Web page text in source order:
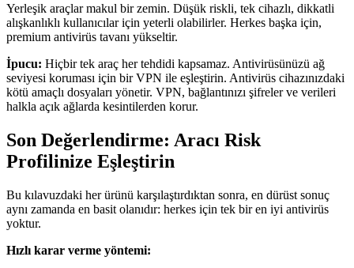
Yerleşik araçlar makul bir zemin. Düşük riskli, tek cihazlı, dikkatli
alışkanlıklı kullanıcılar için yeterli olabilirler. Herkes başka için,
premium antivirüs tavanı yükseltir.
İpucu: Hiçbir tek araç her tehdidi kapsamaz. Antivirüsünüzü ağ
seviyesi koruması için bir VPN ile eşleştirin. Antivirüs cihazınızdaki
kötü amaçlı dosyaları yönetir. VPN, bağlantınızı şifreler ve verileri
halkla açık ağlarda kesintilerden korur.
Son Değerlendirme: Aracı Risk
Profilinize Eşleştirin
Bu kılavuzdaki her ürünü karşılaştırdıktan sonra, en dürüst sonuç
aynı zamanda en basit olanıdır: herkes için tek bir en iyi antivirüs
yoktur.
Hızlı karar verme yöntemi: